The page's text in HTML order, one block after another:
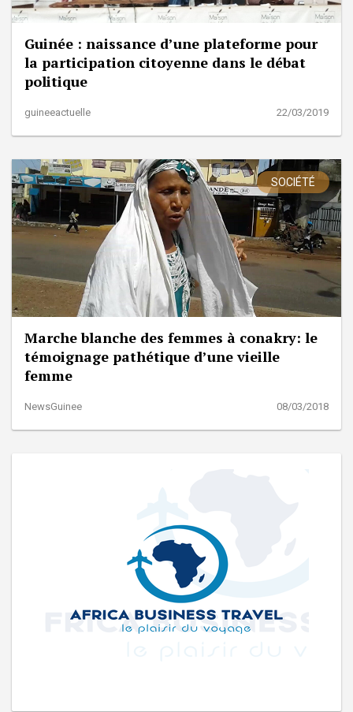
Guinée : naissance d’une plateforme pour
la participation citoyenne dans le débat
politique
guineeactuelle 22/03/2019
SOCIÉTÉ
Marche blanche des femmes à conakry: le
témoignage pathétique d’une vieille
femme
NewsGuinee 08/03/2018